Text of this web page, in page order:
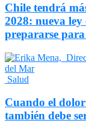
Chile tendrá
2028: nueva ley
prepararse para
Salud
Cuando el
también debe